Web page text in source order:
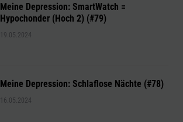
Meine Depression: SmartWatch =
Hypochonder (Hoch 2) (#79)
19.05.2024
Meine Depression: Schlaflose Nächte (#78)
16.05.2024